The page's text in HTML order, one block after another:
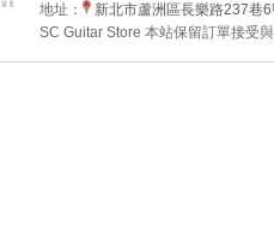
地址：
新北市蘆洲區長樂路237巷
SC Guitar Store 本站保留訂單接受